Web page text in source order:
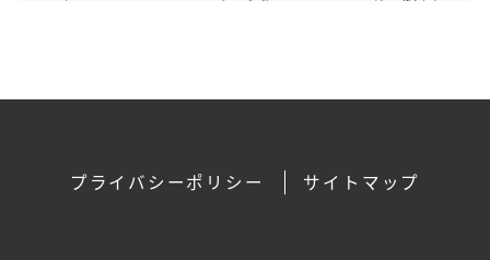
プライバシーポリシー サイトマップ